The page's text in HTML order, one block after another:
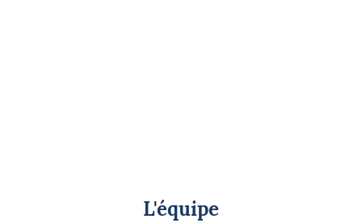
L'équipe